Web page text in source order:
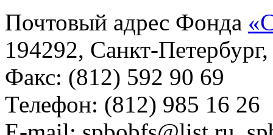
Почтовый адрес Фонда
194292, Санкт-
Факс: (812) 592 90 69
Телефон: (812) 985 16 26